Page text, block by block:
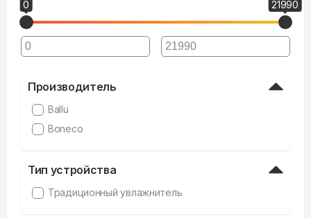
0 21990
Производитель
Ballu
Boneco
Тип устройства
Традиционный увлажнитель